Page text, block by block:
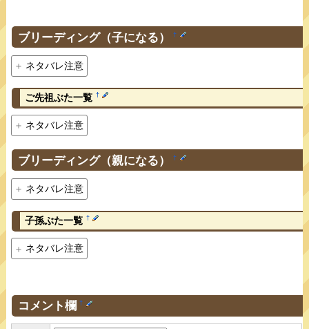
ブリーディング（子になる） †
ネタバレ注意
ご先祖ぶた一覧 †
ネタバレ注意
ブリーディング（親になる） †
ネタバレ注意
子孫ぶた一覧 †
ネタバレ注意
コメント欄 †